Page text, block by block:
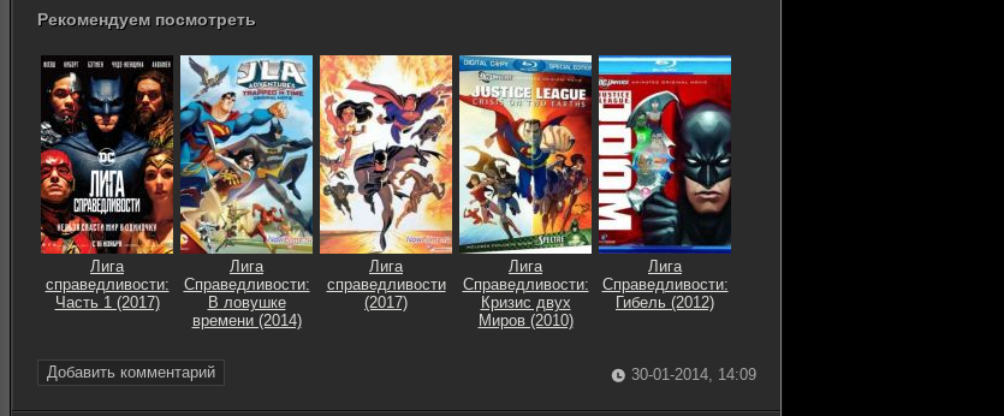
Рекомендуем посмотреть
Лига
справедливости:
Часть 1 (2017)
Лига
Справедливости:
В ловушке
времени (2014)
Лига
справедливости
(2017)
Лига
Справедливости:
Кризис двух
Миров (2010)
Лига
Справедливости:
Гибель (2012)
Добавить комментарий 30-01-2014, 14:09